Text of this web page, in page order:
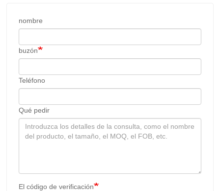
nombre
buzón
Teléfono
Qué pedir
El código de verificación